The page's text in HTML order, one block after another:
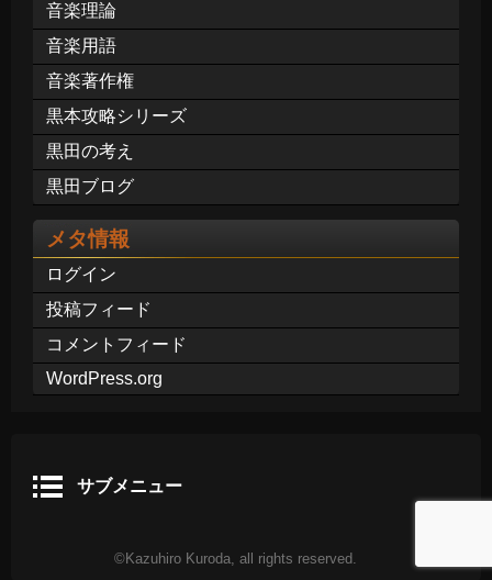
音楽理論
音楽用語
音楽著作権
黒本攻略シリーズ
黒田の考え
黒田ブログ
メタ情報
ログイン
投稿フィード
コメントフィード
WordPress.org
サブメニュー
©Kazuhiro Kuroda, all rights reserved.